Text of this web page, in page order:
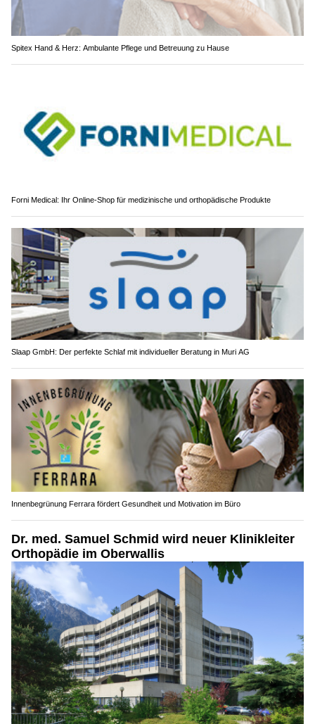
Spitex Hand & Herz: Ambulante Pflege und Betreuung zu Hause
Forni Medical: Ihr Online-Shop für medizinische und orthopädische Produkte
Slaap GmbH: Der perfekte Schlaf mit individueller Beratung in Muri AG
Innenbegrünung Ferrara fördert Gesundheit und Motivation im Büro
Dr. med. Samuel Schmid wird neuer Klinikleiter
Orthopädie im Oberwallis